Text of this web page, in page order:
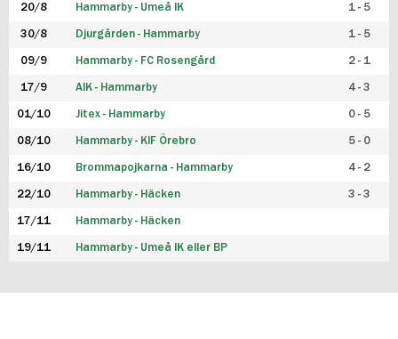
20/8 Hammarby - Umeå IK 1 - 5
30/8 Djurgården - Hammarby 1 - 5
09/9 Hammarby - FC Rosengård 2 - 1
17/9 AIK - Hammarby 4 - 3
01/10 Jitex - Hammarby 0 - 5
08/10 Hammarby - KIF Örebro 5 - 0
16/10 Brommapojkarna - Hammarby 4 - 2
22/10 Hammarby - Häcken 3 - 3
17/11 Hammarby - Häcken
19/11 Hammarby - Umeå IK eller BP